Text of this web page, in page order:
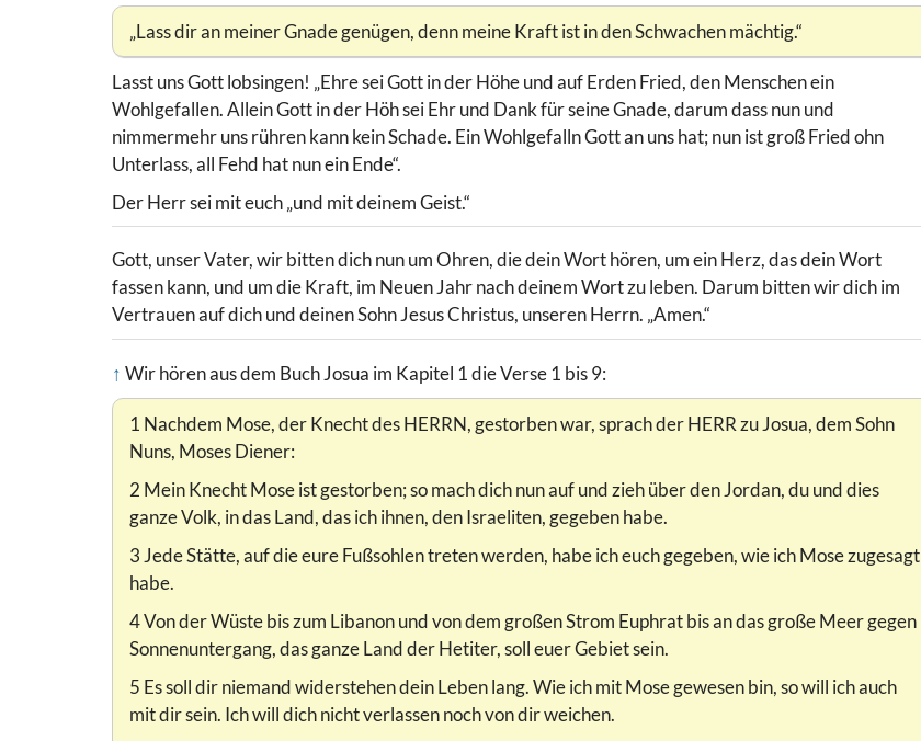
„Lass dir an meiner Gnade genügen, denn meine Kraft ist in den Schwachen mächtig.“
Lasst uns Gott lobsingen! „Ehre sei Gott in der Höhe und auf Erden Fried, den Menschen ein
Wohlgefallen. Allein Gott in der Höh sei Ehr und Dank für seine Gnade, darum dass nun und
nimmermehr uns rühren kann kein Schade. Ein Wohlgefalln Gott an uns hat; nun ist groß Fried ohn
Unterlass, all Fehd hat nun ein Ende“.
Der Herr sei mit euch „und mit deinem Geist.“
Gott, unser Vater, wir bitten dich nun um Ohren, die dein Wort hören, um ein Herz, das dein Wort
fassen kann, und um die Kraft, im Neuen Jahr nach deinem Wort zu leben. Darum bitten wir dich im
Vertrauen auf dich und deinen Sohn Jesus Christus, unseren Herrn. „Amen.“
↑ Wir hören aus dem Buch Josua im Kapitel 1 die Verse 1 bis 9:
1 Nachdem Mose, der Knecht des HERRN, gestorben war, sprach der HERR zu Josua, dem Sohn
Nuns, Moses Diener:
2 Mein Knecht Mose ist gestorben; so mach dich nun auf und zieh über den Jordan, du und dies
ganze Volk, in das Land, das ich ihnen, den Israeliten, gegeben habe.
3 Jede Stätte, auf die eure Fußsohlen treten werden, habe ich euch gegeben, wie ich Mose zugesagt
habe.
4 Von der Wüste bis zum Libanon und von dem großen Strom Euphrat bis an das große Meer gegen
Sonnenuntergang, das ganze Land der Hetiter, soll euer Gebiet sein.
5 Es soll dir niemand widerstehen dein Leben lang. Wie ich mit Mose gewesen bin, so will ich auch
mit dir sein. Ich will dich nicht verlassen noch von dir weichen.